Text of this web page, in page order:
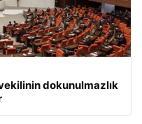
dokunulmazlık